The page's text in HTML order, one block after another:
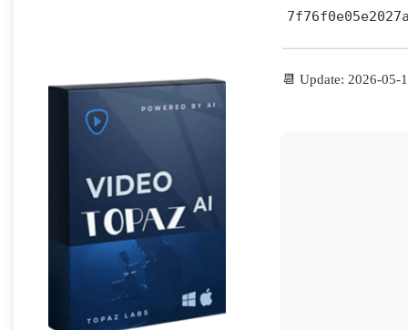
📆 Update: 2026-05-